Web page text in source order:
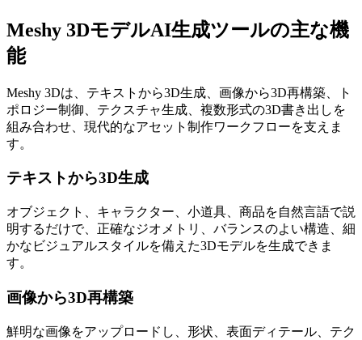
Meshy 3DモデルAI生成ツールの主な機
能
Meshy 3Dは、テキストから3D生成、画像から3D再構築、ト
ポロジー制御、テクスチャ生成、複数形式の3D書き出しを
組み合わせ、現代的なアセット制作ワークフローを支えま
す。
テキストから3D生成
オブジェクト、キャラクター、小道具、商品を自然言語で説
明するだけで、正確なジオメトリ、バランスのよい構造、細
かなビジュアルスタイルを備えた3Dモデルを生成できま
す。
画像から3D再構築
鮮明な画像をアップロードし、形状、表面ディテール、テク